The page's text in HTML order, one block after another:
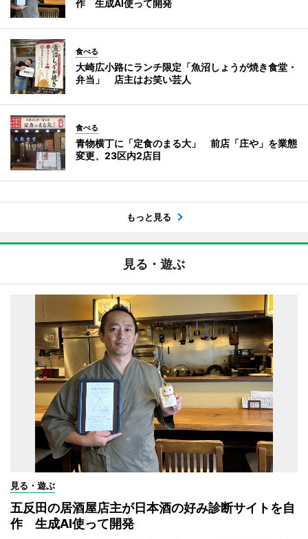
作 生成AI使って開発
食べる
大崎広小路にランチ限定「魚沼しょうが焼き食堂・
弁当」 店主はお笑い芸人
食べる
青物横丁に「定食のまる大」 前店「庄や」を業態
変更、23区内2店目
もっと見る
見る・遊ぶ
見る・遊ぶ
五反田の居酒屋店主が日本酒の好み診断サイトを自
作 生成AI使って開発